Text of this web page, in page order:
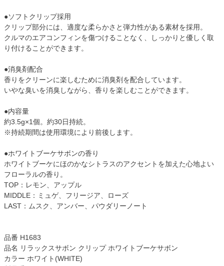
●ソフトクリップ採用
クリップ部分には、適度な柔らかさと弾力性がある素材を採用。
クルマのエアコンフィンを傷つけることなく、しっかりと優しく取
り付けることができます。
●消臭剤配合
香りをクリーンに楽しむために消臭剤を配合しています。
いやな臭いを消臭しながら、香りを楽しむことができます。
●内容量
約3.5g×1個。約30日持続。
※持続期間は使用環境により前後します。
●ホワイトブーケサボンの香り
ホワイトブーケにほのかなシトラスのアクセントを加えた心地よい
フローラルの香り。
TOP：レモン、アップル
MIDDLE：ミュゲ、フリージア、ローズ
LAST：ムスク、アンバー、パウダリーノート
品番 H1683
品名 リラックスサボン クリップ ホワイトブーケサボン
カラー ホワイト(WHITE)